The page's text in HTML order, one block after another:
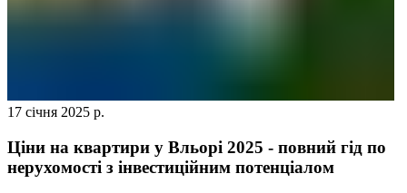
17 січня 2025 р.
Ціни на квартири у Вльорі 2025 - повний гід по
нерухомості з інвестиційним потенціалом